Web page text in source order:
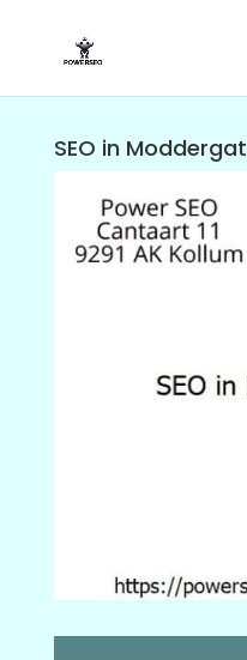
SEO in Moddergat